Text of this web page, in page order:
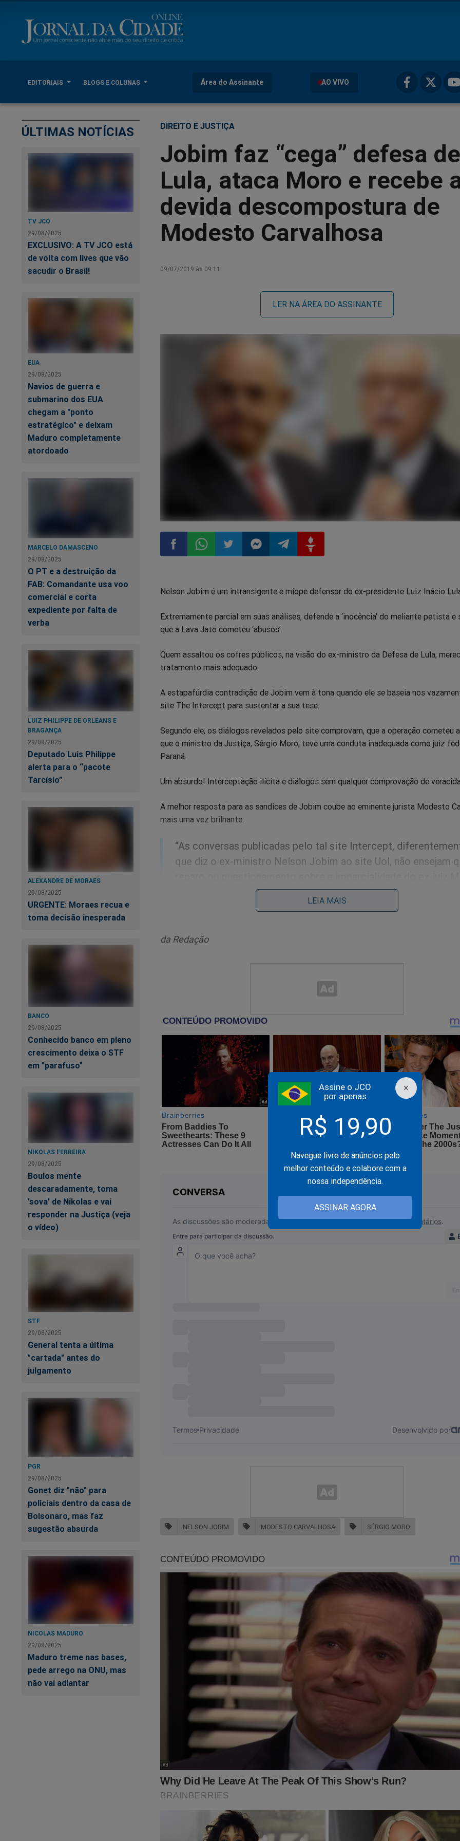
EDITORIAIS BLOGS E COLUNAS Área do Assinante AO VIVO
×
Assine o JCO
por apenas
R$ 19,90
Navegue livre de anúncios pelo
melhor conteúdo e colabore com a
nossa independência.
ASSINAR AGORA
ÚLTIMAS NOTÍCIAS
TV JCO
29/08/2025
EXCLUSIVO: A TV JCO está
de volta com lives que vão
sacudir o Brasil!
EUA
29/08/2025
Navios de guerra e
submarino dos EUA
chegam a "ponto
estratégico" e deixam
Maduro completamente
atordoado
MARCELO DAMASCENO
29/08/2025
O PT e a destruição da
FAB: Comandante usa voo
comercial e corta
expediente por falta de
verba
LUIZ PHILIPPE DE ORLEANS E
BRAGANÇA
29/08/2025
Deputado Luis Philippe
alerta para o “pacote
Tarcísio”
ALEXANDRE DE MORAES
29/08/2025
URGENTE: Moraes recua e
toma decisão inesperada
BANCO
29/08/2025
Conhecido banco em pleno
crescimento deixa o STF
em "parafuso"
NIKOLAS FERREIRA
29/08/2025
Boulos mente
descaradamente, toma
'sova' de Nikolas e vai
responder na Justiça (veja
o vídeo)
STF
29/08/2025
General tenta a última
"cartada" antes do
julgamento
PGR
29/08/2025
Gonet diz "não" para
policiais dentro da casa de
Bolsonaro, mas faz
sugestão absurda
NICOLAS MADURO
29/08/2025
Maduro treme nas bases,
pede arrego na ONU, mas
não vai adiantar
DIREITO E JUSTIÇA
Jobim faz “cega” defesa de
Lula, ataca Moro e recebe
devida descompostura de
Modesto Carvalhosa
09/07/2019 às 09:11
LER NA ÁREA DO ASSINANTE
no
Facebook
no
Whatsapp
no
Twitter
no
Messenger
no
Telegram
no
Gettr
Nelson Jobim é um intransigente e míope defensor do ex-presidente Luiz Inácio
Extremamente parcial em suas análises, defende a ‘inocência’ do meliante petista
que a Lava Jato cometeu ‘abusos’.
Quem assaltou os cofres públicos, na visão do ex-ministro da Defesa de Lula,
tratamento mais adequado.
A estapafúrdia contradição de Jobim vem à tona quando ele se baseia nos
site The Intercept para sustentar a sua tese.
Segundo ele, os diálogos revelados pelo site comprovam, que a operação cometeu
que o ministro da Justiça, Sérgio Moro, teve uma conduta inadequada como juiz
Paraná.
Um absurdo! Interceptação ilícita e diálogos sem qualquer comprovação de
A melhor resposta para as sandices de Jobim coube ao eminente jurista Modesto
mais uma vez brilhante:
“As conversas publicadas pelo tal site Intercept,
que diz o ex-ministro Nelson Jobim ao site Uol, não ensejam
Não existe problema nos procedimentos da Lava Jato.
O problema real para certos setores, isso sim, está em que
no Brasil uma Força Tarefa para combater com eficiência o
esquema de corrupção da história mundial.
Ora, não se pode negar que os réus processados no âmbito da Lava Jato tiveram e
O fato é que as provas que se produziram foram provas inequívocas de crimes de
lavagem de dinheiro, entre outros.
A realidade é que bilhões de reais foram desviados dos cofres públicos e o Brasil
sua maior crise econômica.
Lula e seus comparsas não estão na cadeia à toa...
Meus amigos, não deixemos de enxergar as coisas como são por causa de
mentiras, antecedidas de crime, porque, não custa repetir, hackeamento é crime e a
constitucional do sigilo da fonte jornalística não pode estar a serviço do crime.
Não nos deixemos levar tampouco por pesquisas dirigidas, artigos e entrevistas de
encomenda.
Fake news, pós-verdade, narrativa, chame-se do nome que for,
temos visto nos últimos dias é uma abominável orquestração
a Lava Jato para que, em agosto, o STF possa usar a velha
LEIA MAIS
da Redação
NELSON JOBIM MODESTO CARVALHOSA SÉRGIO MORO